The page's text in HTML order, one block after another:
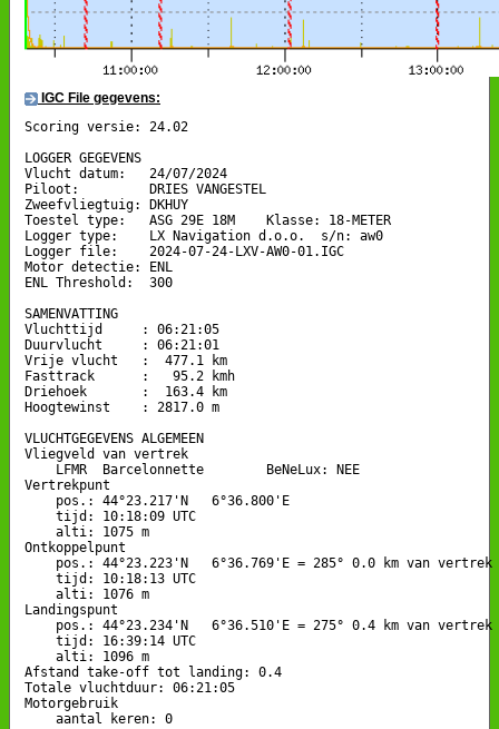
IGC File gegevens:
Scoring versie: 24.02
LOGGER GEGEVENS
Vlucht datum:   24/07/2024
Piloot:         DRIES VANGESTEL
Zweefvliegtuig: DKHUY
Toestel type:   ASG 29E 18M    Klasse: 18-METER
Logger type:    LX Navigation d.o.o.  s/n: aw0
Logger file:    2024-07-24-LXV-AW0-01.IGC
Motor detectie: ENL
ENL Threshold:  300
SAMENVATTING
Vluchttijd     : 06:21:05
Duurvlucht     : 06:21:01
Vrije vlucht   :  477.1 km
Fasttrack      :   95.2 kmh
Driehoek       :  163.4 km
Hoogtewinst    : 2817.0 m
VLUCHTGEGEVENS ALGEMEEN
Vliegveld van vertrek
    LFMR  Barcelonnette        BeNeLux: NEE
Vertrekpunt
    pos.: 44°23.217'N   6°36.800'E
    tijd: 10:18:09 UTC
    alti: 1075 m
Ontkoppelpunt
    pos.: 44°23.223'N   6°36.769'E = 285° 0.0 km van vertrek
    tijd: 10:18:13 UTC
    alti: 1076 m
Landingspunt
    pos.: 44°23.234'N   6°36.510'E = 275° 0.4 km van vertrek
    tijd: 16:39:14 UTC
    alti: 1096 m
Afstand take-off tot landing: 0.4
Totale vluchtduur: 06:21:05
Motorgebruik
    aantal keren: 0